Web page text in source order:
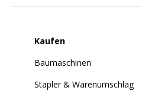
Kaufen
Baumaschinen
Stapler & Warenumschlag